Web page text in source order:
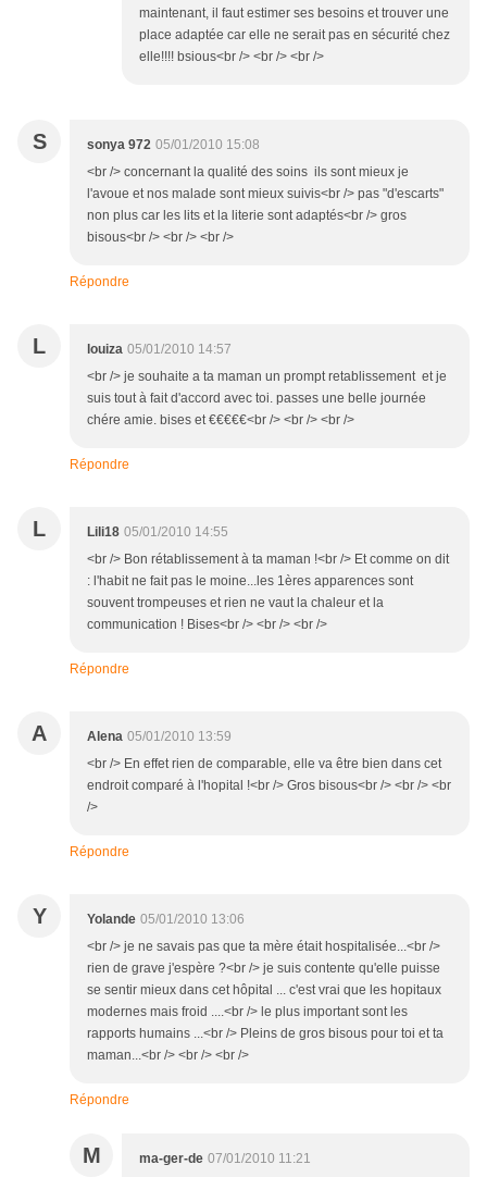
maintenant, il faut estimer ses besoins et trouver une
place adaptée car elle ne serait pas en sécurité chez
elle!!!! bsious<br /> <br /> <br />
S sonya 972 05/01/2010 15:08
<br /> concernant la qualité des soins ils sont mieux je
l'avoue et nos malade sont mieux suivis<br /> pas "d'escarts"
non plus car les lits et la literie sont adaptés<br /> gros
bisous<br /> <br /> <br />
Répondre
L louiza 05/01/2010 14:57
<br /> je souhaite a ta maman un prompt retablissement et je
suis tout à fait d'accord avec toi. passes une belle journée
chére amie. bises et €€€€€<br /> <br /> <br />
Répondre
L Lili18 05/01/2010 14:55
<br /> Bon rétablissement à ta maman !<br /> Et comme on dit
: l'habit ne fait pas le moine...les 1ères apparences sont
souvent trompeuses et rien ne vaut la chaleur et la
communication ! Bises<br /> <br /> <br />
Répondre
A Alena 05/01/2010 13:59
<br /> En effet rien de comparable, elle va être bien dans cet
endroit comparé à l'hopital !<br /> Gros bisous<br /> <br /> <br
/>
Répondre
Y Yolande 05/01/2010 13:06
<br /> je ne savais pas que ta mère était hospitalisée...<br />
rien de grave j'espère ?<br /> je suis contente qu'elle puisse
se sentir mieux dans cet hôpital ... c'est vrai que les hopitaux
modernes mais froid ....<br /> le plus important sont les
rapports humains ...<br /> Pleins de gros bisous pour toi et ta
maman...<br /> <br /> <br />
Répondre
M ma-ger-de 07/01/2010 11:21